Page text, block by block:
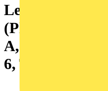
A, Raster in
6, THT-